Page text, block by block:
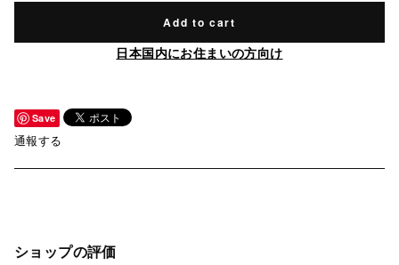
Add to cart
日本国内にお住まいの方向け
Save
通報する
ショップの評価